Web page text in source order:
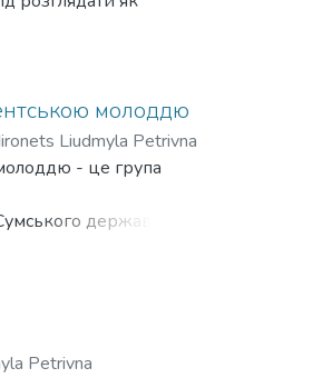
молоддю
Liudmyla Petrivna
- це група
державного
парків
тілами
Petrivna